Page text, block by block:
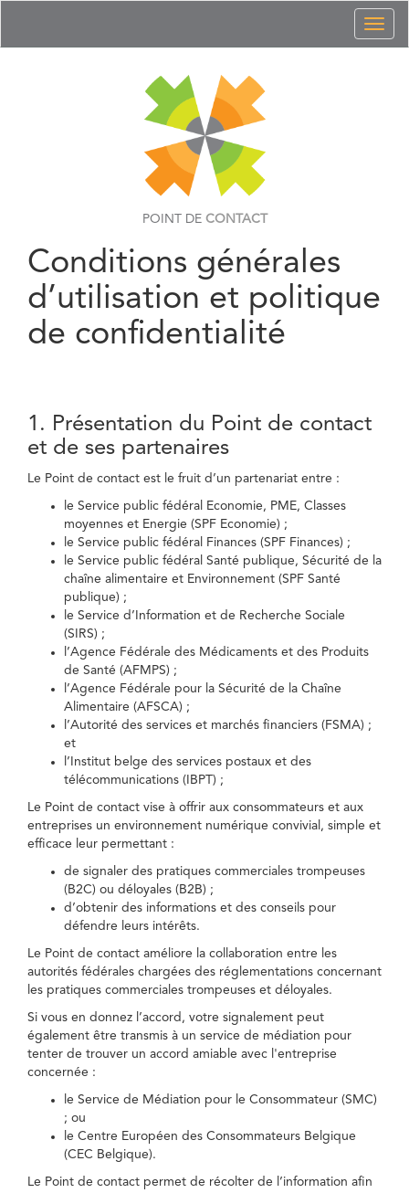
POINT DE CONTACT
Conditions générales
d’utilisation et politique
de confidentialité
1. Présentation du Point de contact
et de ses partenaires
Le Point de contact est le fruit d’un partenariat entre :
le Service public fédéral Economie, PME, Classes
moyennes et Energie (SPF Economie) ;
le Service public fédéral Finances (SPF Finances) ;
le Service public fédéral Santé publique, Sécurité de la
chaîne alimentaire et Environnement (SPF Santé
publique) ;
le Service d’Information et de Recherche Sociale
(SIRS) ;
l’Agence Fédérale des Médicaments et des Produits
de Santé (AFMPS) ;
l’Agence Fédérale pour la Sécurité de la Chaîne
Alimentaire (AFSCA) ;
l’Autorité des services et marchés financiers (FSMA) ;
et
l’Institut belge des services postaux et des
télécommunications (IBPT) ;
Le Point de contact vise à offrir aux consommateurs et aux
entreprises un environnement numérique convivial, simple et
efficace leur permettant :
de signaler des pratiques commerciales trompeuses
(B2C) ou déloyales (B2B) ;
d’obtenir des informations et des conseils pour
défendre leurs intérêts.
Le Point de contact améliore la collaboration entre les
autorités fédérales chargées des réglementations concernant
les pratiques commerciales trompeuses et déloyales.
Si vous en donnez l’accord, votre signalement peut
également être transmis à un service de médiation pour
tenter de trouver un accord amiable avec l'entreprise
concernée :
le Service de Médiation pour le Consommateur (SMC)
; ou
le Centre Européen des Consommateurs Belgique
(CEC Belgique).
Le Point de contact permet de récolter de l’information afin